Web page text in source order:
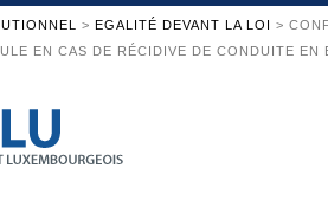
> EGALITÉ DEVANT LA LOI >
EN CAS DE RÉCIDIVE DE CONDUITE EN